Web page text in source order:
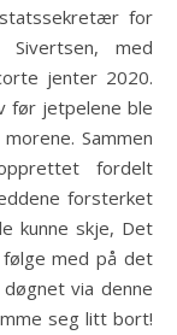
for
med
jenter 2020.
før jetpelene ble
Sammen
fordelt
forsterket
kunne skje, Det
med på det
via denne
seg litt bort!